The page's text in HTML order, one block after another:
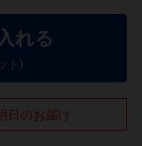
れる
ト)
日のお届け